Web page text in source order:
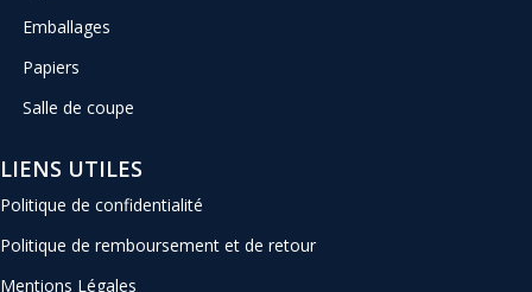
Emballages
Papiers
Salle de coupe
LIENS UTILES
Politique de confidentialité
Politique de remboursement et de retour
Mentions Légales